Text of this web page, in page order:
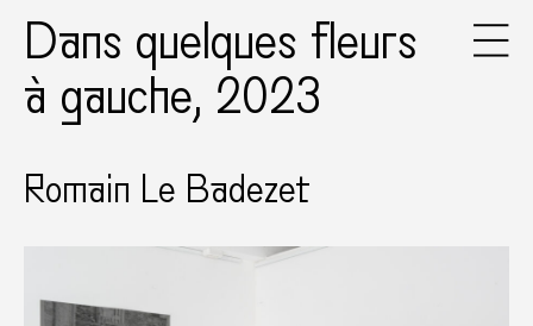
Dans quelques fleurs
à gauche, 2023
Romain Le Badezet